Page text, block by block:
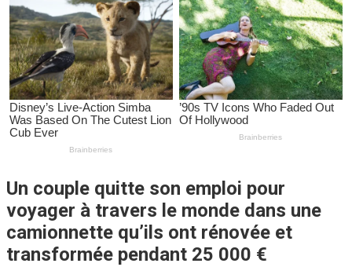
Un couple quitte son emploi pour
voyager à travers le monde dans une
camionnette qu’ils ont rénovée et
transformée pendant 25 000 €